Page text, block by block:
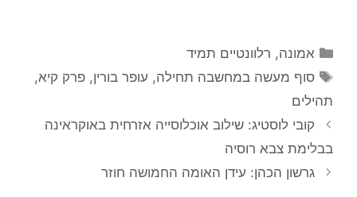
קטגוריות
אמונה, רלוונטיים תמיד
תגיות
סוף מעשה במחשבה תחילה, עופר בורין,פרק קיא,
תהילים
קובי לוסטיג: שילוב אוכלוסייה אזרחית באוקראינה
בבלימת צבא רוסיה
גרשון הכהן: עידן האומה החמושה חוזר